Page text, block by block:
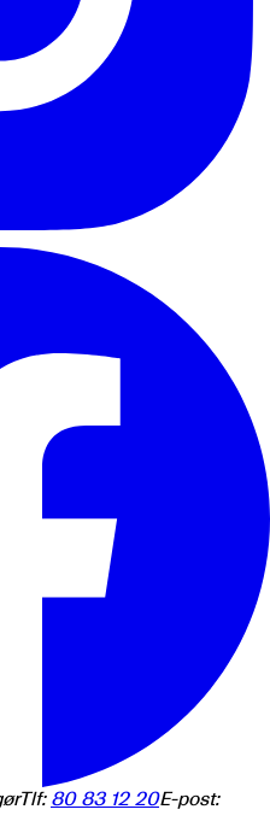
Tlf: 80 83 12 20E-post: